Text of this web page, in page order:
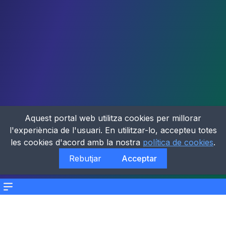
Menu
Aquest portal web utilitza cookies per millorar
l'experiència de l'usuari. En utilitzar-lo, accepteu totes
les cookies d'acord amb la nostra política de cookies.
Rebutjar
Acceptar